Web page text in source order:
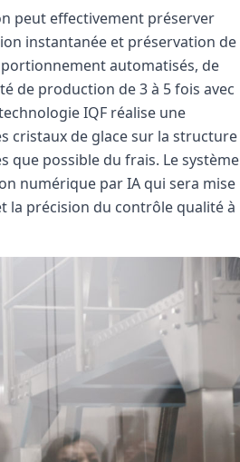
peut effectivement préserver
instantanée et préservation de
automatisés, de
de production de 3 à 5 fois avec
IQF réalise une
cristaux de glace sur la structure
que possible du frais. Le système
numérique par IA qui sera mise
la précision du contrôle qualité à